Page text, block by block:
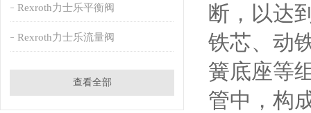
Rexroth力士乐平衡阀
Rexroth力士乐流量阀
查看全部
断，以达
铁芯、动
簧底座等
管中，构